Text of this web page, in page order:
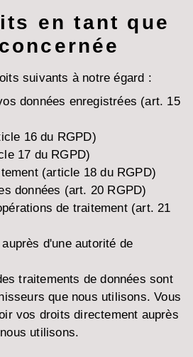
en tant que
suivants à notre égard :
données enregistrées (art. 15
16 du RGPD)
17 du RGPD)
(article 18 du RGPD)
données (art. 20 RGPD)
de traitement (art. 21
d'une autorité de
traitements de données sont
que nous utilisons. Vous
vos droits directement auprès
utilisons.